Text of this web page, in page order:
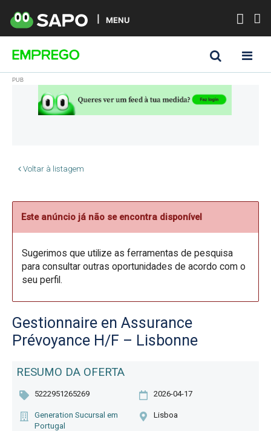
MENU
Voltar à listagem
Este anúncio já não se encontra disponível
Sugerimos que utilize as ferramentas de pesquisa
para consultar outras oportunidades de acordo com o
seu perfil.
Gestionnaire en Assurance
Prévoyance H/F – Lisbonne
RESUMO DA OFERTA
5222951265269 2026-04-17
Generation Sucursal em
Portugal
Lisboa